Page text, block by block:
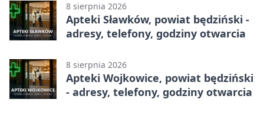
8 sierpnia 2026
Apteki Sławków, powiat będziński -
adresy, telefony, godziny otwarcia
8 sierpnia 2026
Apteki Wojkowice, powiat będziński
- adresy, telefony, godziny otwarcia